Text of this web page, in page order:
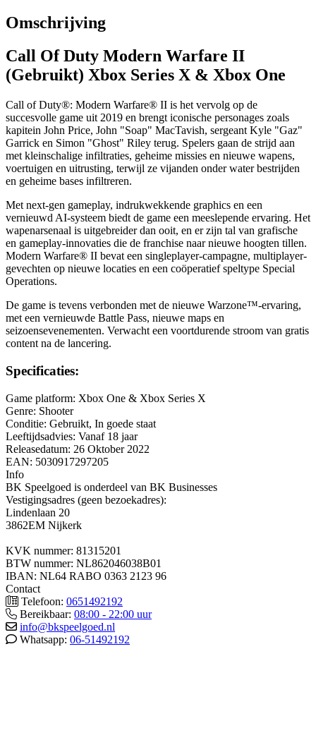
Omschrijving
Call Of Duty Modern Warfare II
(Gebruikt) Xbox Series X & Xbox One
Call of Duty®: Modern Warfare® II is het vervolg op de
succesvolle game uit 2019 en brengt iconische personages zoals
kapitein John Price, John "Soap" MacTavish, sergeant Kyle "Gaz"
Garrick en Simon "Ghost" Riley terug. Spelers gaan de strijd aan
met kleinschalige infiltraties, geheime missies en nieuwe wapens,
voertuigen en uitrusting, terwijl ze vijanden onder water bestrijden
en geheime bases infiltreren.
Met next-gen gameplay, indrukwekkende graphics en een
vernieuwd AI-systeem biedt de game een meeslepende ervaring. Het
wapenarsenaal is uitgebreider dan ooit, en er zijn tal van grafische
en gameplay-innovaties die de franchise naar nieuwe hoogten tillen.
Modern Warfare® II bevat een singleplayer-campagne, multiplayer-
gevechten op nieuwe locaties en een coöperatief speltype Special
Operations.
De game is tevens verbonden met de nieuwe Warzone™-ervaring,
met een vernieuwde Battle Pass, nieuwe maps en
seizoensevenementen. Verwacht een voortdurende stroom van gratis
content na de lancering.
Specificaties:
Game platform: Xbox One & Xbox Series X
Genre: Shooter
Conditie: Gebruikt, In goede staat
Leeftijdsadvies: Vanaf 18 jaar
Releasedatum: 26 Oktober 2022
EAN: 5030917297205
Info
BK Speelgoed is onderdeel van BK Businesses
Vestigingsadres (geen bezoekadres):
Lindenlaan 20
3862EM Nijkerk
KVK nummer: 81315201
BTW nummer: NL862046038B01
IBAN: NL64 RABO 0363 2123 96
Contact
Telefoon: 0651492192
Bereikbaar: 08:00 - 22:00 uur
info@bkspeelgoed.nl
Whatsapp: 06-51492192